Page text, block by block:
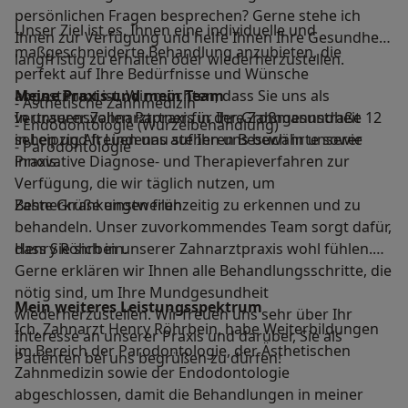
Unser Ziel ist es, Ihnen eine individuelle und
maßgeschneiderte Behandlung anzubieten, die
perfekt auf Ihre Bedürfnisse und Wünsche
abgestimmt ist. Wir möchten, dass Sie uns als
vertrauensvollen Partner für Ihre Zahngesundheit
sehen und freuen uns auf Ihren Besuch in unserer
Praxis.
Beste Grüße einstweilen
Henry Röhrbein.
persönlichen Fragen besprechen? Gerne stehe ich
Ihnen zur Verfügung und helfe Ihnen Ihre Gesundheit
langfristig zu erhalten oder wiederherzustellen.
- Ästhetische Zahnmedizin
- Endodontologie (Wurzelbehandlung)
- Parodontologie
Meine Praxis und mein Team
In unserer Zahnarztpraxis in der Großmannstraße 12
in Leipzig Alt Lindenau stehen uns bewährte sowie
innovative Diagnose- und Therapieverfahren zur
Verfügung, die wir täglich nutzen, um
Zahnerkrankungen frühzeitig zu erkennen und zu
behandeln. Unser zuvorkommendes Team sorgt dafür,
dass Sie sich in unserer Zahnarztpraxis wohl fühlen.
Gerne erklären wir Ihnen alle Behandlungsschritte, die
nötig sind, um Ihre Mundgesundheit
wiederherzustellen. Wir freuen uns sehr über Ihr
Interesse an unserer Praxis und darüber, Sie als
Patienten bei uns begrüßen zu dürfen!
Mein weiteres Leistungs­spektrum
Ich, Zahnarzt Henry Röhrbein, habe Weiterbildungen
im Bereich der Parodontologie, der Ästhetischen
Zahnmedizin sowie der Endodontologie
abgeschlossen, damit die Behandlungen in meiner